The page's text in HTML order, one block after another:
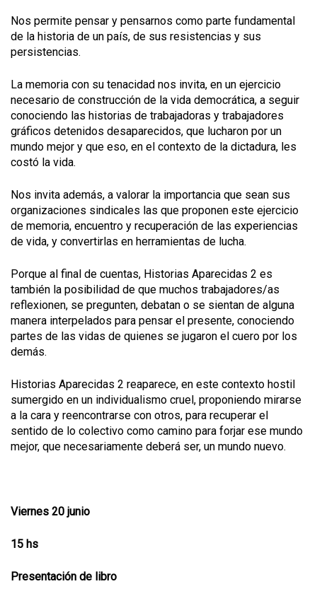
Nos permite pensar y pensarnos como parte fundamental
de la historia de un país, de sus resistencias y sus
persistencias.
La memoria con su tenacidad nos invita, en un ejercicio
necesario de construcción de la vida democrática, a seguir
conociendo las historias de trabajadoras y trabajadores
gráficos detenidos desaparecidos, que lucharon por un
mundo mejor y que eso, en el contexto de la dictadura, les
costó la vida.
Nos invita además, a valorar la importancia que sean sus
organizaciones sindicales las que proponen este ejercicio
de memoria, encuentro y recuperación de las experiencias
de vida, y convertirlas en herramientas de lucha.
Porque al final de cuentas, Historias Aparecidas 2 es
también la posibilidad de que muchos trabajadores/as
reflexionen, se pregunten, debatan o se sientan de alguna
manera interpelados para pensar el presente, conociendo
partes de las vidas de quienes se jugaron el cuero por los
demás.
Historias Aparecidas 2 reaparece, en este contexto hostil
sumergido en un individualismo cruel, proponiendo mirarse
a la cara y reencontrarse con otros, para recuperar el
sentido de lo colectivo como camino para forjar ese mundo
mejor, que necesariamente deberá ser, un mundo nuevo.
Viernes 20 junio
15 hs
Presentación de libro